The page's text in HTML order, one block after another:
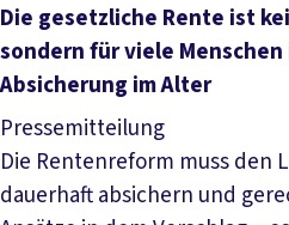
Artikel lesen
Die gesetzliche Rente ist
sondern für viele
Absicherung im Alter
Pressemitteilung
Die Rentenreform muss den
dauerhaft absichern und